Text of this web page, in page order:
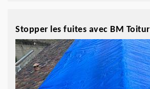
Stopper les fuites avec BM